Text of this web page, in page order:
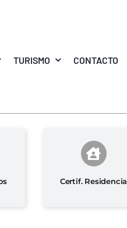
TURISMO CONTACTO
Certif. Residencia